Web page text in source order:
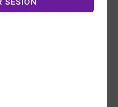
espacio en un